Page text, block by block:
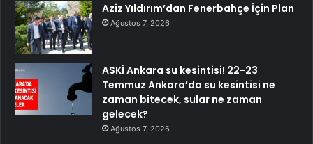
Aziz Yıldırım’dan Fenerbahçe İçin Plan
Ağustos 7, 2026
ASKİ Ankara su kesintisi! 22-23
Temmuz Ankara’da su kesintisi ne
zaman bitecek, sular ne zaman
gelecek?
Ağustos 7, 2026